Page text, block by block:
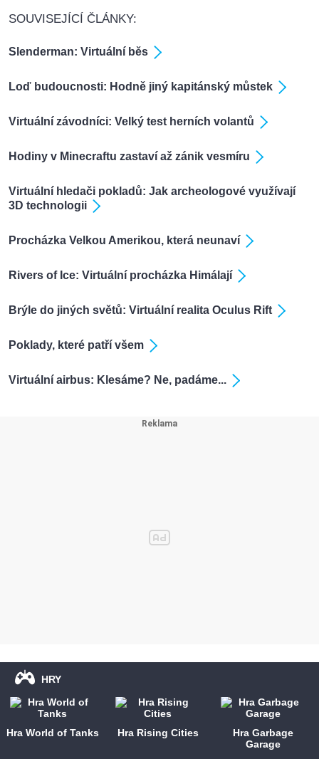
SOUVISEJÍCÍ ČLÁNKY:
Slenderman: Virtuální běs
Loď budoucnosti: Hodně jiný kapitánský můstek
Virtuální závodníci: Velký test herních volantů
Hodiny v Minecraftu zastaví až zánik vesmíru
Virtuální hledači pokladů: Jak archeologové využívají
3D technologii
Procházka Velkou Amerikou, která neunaví
Rivers of Ice: Virtuální procházka Himálají
Brýle do jiných světů: Virtuální realita Oculus Rift
Poklady, které patří všem
Virtuální airbus: Klesáme? Ne, padáme...
HRY
Hra World of Tanks Hra Rising Cities
Hra Garbage
Garage